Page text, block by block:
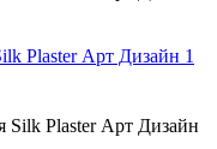
Plaster Арт Дизайн 1